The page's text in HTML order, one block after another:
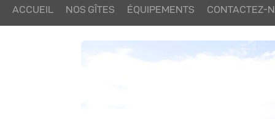
ACCUEIL NOS GÎTES ÉQUIPEMENTS CONTACTEZ-